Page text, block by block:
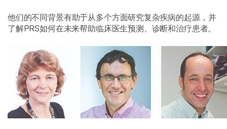
他们的不同背景有助于从多个方面研究复杂疾病的起源，并
了解PRS如何在未来帮助临床医生预测、诊断和治疗患者。